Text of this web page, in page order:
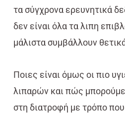
τα σύγχρονα ερευνητικά
δεν είναι όλα τα λιπη
μάλιστα συμβάλλουν
Ποιες είναι όμως οι πιο
λιπαρών και πώς
στη διατροφή με τρόπο